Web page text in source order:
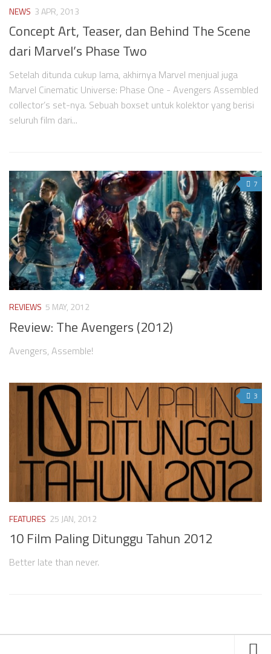
NEWS 3 APR, 2013
Concept Art, Teaser, dan Behind The Scene
dari Marvel’s Phase Two
Setelah ditunda cukup lama, akhirnya Marvel menjual juga
Marvel Cinematic Universe: Phase One - Avengers Assembled
collector’s set-nya. Sebuah boxset untuk kolektor yang berisi
seluruh film dari...
7
REVIEWS 5 MAY, 2012
Review: The Avengers (2012)
Avengers, Assemble!
3
FEATURES 25 JAN, 2012
10 Film Paling Ditunggu Tahun 2012
Better late than never.